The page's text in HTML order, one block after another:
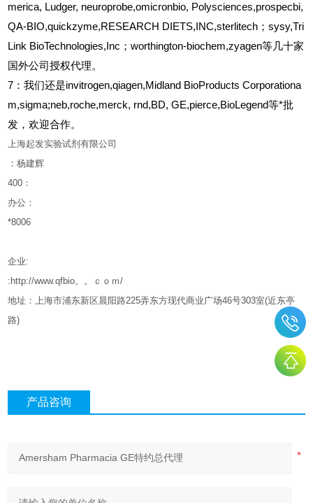
merica, Ludger, neuroprobe,omicronbio, Polysciences,prospecbi,
QA-BIO,quickzyme,RESEARCH DIETS,INC,sterlitech；sysy,Tri
Link BioTechnologies,Inc；worthington-biochem,zyagen等几十家
国外公司授权代理。
7：我们还是invitrogen,qiagen,Midland BioProducts Corporationa
m,sigma;neb,roche,merck, rnd,BD, GE,pierce,BioLegend等*批
发，欢迎合作。
上海起发实验试剂有限公司
：杨建辉
400 ：
办公：
*8006
企业:
:http://www.qfbio。。ｃｏｍ/
地址：上海市浦东新区晨阳路225弄东方现代商业广场46号303室(近东亭
路)
产品咨询